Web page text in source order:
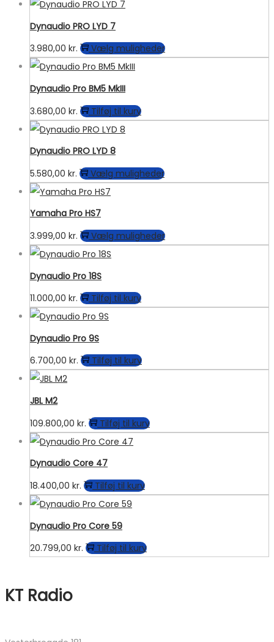
varianter.
på
Dynaudio PRO LYD 7
3.980,00 kr. Vælg mulighederDette
på
Dynaudio Pro BM5 MkIII
3.680,00 kr. Tilføj til kurv
Dynaudio PRO LYD 8
5.580,00 kr. Vælg mulighederDette
varianter.
på
Yamaha Pro HS7
3.999,00 kr. Vælg mulighederDette
varianter.
på
Dynaudio Pro 18S
11.000,00 kr. Tilføj til kurv
Dynaudio Pro 9S
6.700,00 kr. Tilføj til kurv
JBL M2
109.800,00 kr. Tilføj til kurv
Dynaudio Core 47
18.400,00 kr. Tilføj til kurv
Dynaudio Pro Core 59
20.799,00 kr. Tilføj til kurv
KT Radio